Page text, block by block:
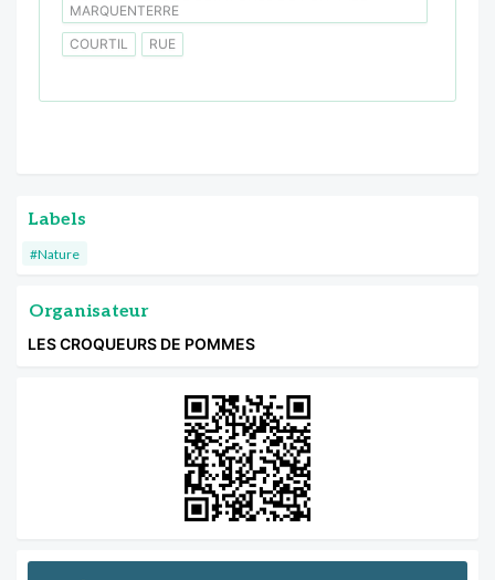
MARQUENTERRE
COURTIL
RUE
Labels
#Nature
Organisateur
LES CROQUEURS DE POMMES